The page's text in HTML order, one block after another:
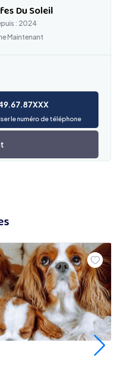
Du Soleil
: 2024
Maintenant
le numéro de téléphone